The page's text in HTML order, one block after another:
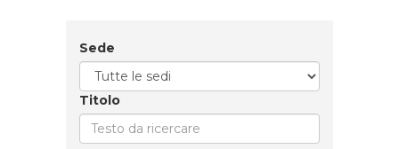
Sede
Titolo